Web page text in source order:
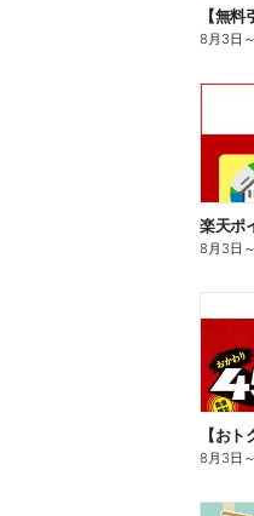
8月3日 ～
8月3日 ～
8月3日 ～